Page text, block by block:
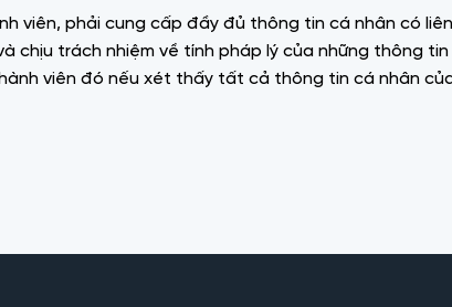
viên, phải cung cấp đầy đủ thông tin cá nhân có
trách nhiệm về tính pháp lý của những thông
viên đó nếu xét thấy tất cả thông tin cá nhân